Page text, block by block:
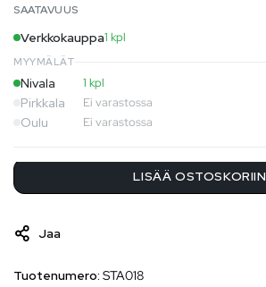
SAATAVUUS
Verkkokauppa1 kpl
MYYMÄLÄT
Nivala 1 kpl
Pirkkala Ei varastossa
Oulu Ei varastossa
LISÄÄ OSTOSKORIIN
Jaa
Tuotenumero: STA018